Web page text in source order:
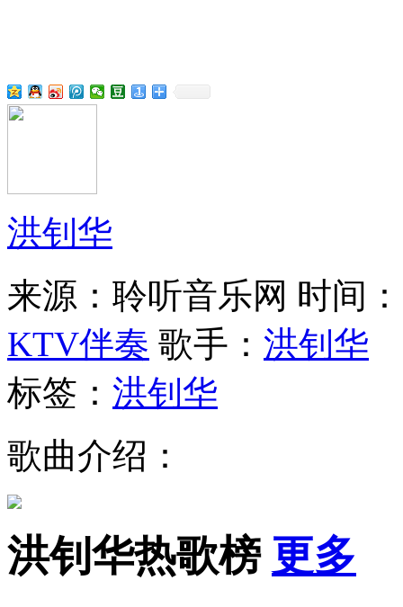
洪钊华
来源：聆听音乐网 时间
KTV伴奏 歌手： 洪钊华
标签： 洪钊华
歌曲介绍：
洪钊华热歌榜 更多